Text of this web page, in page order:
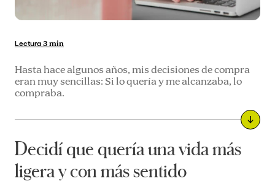
Lectura 3 min
Hasta hace algunos años, mis decisiones de compra
eran muy sencillas: Si lo quería y me alcanzaba, lo
compraba.
Decidí que quería una vida más
ligera y con más sentido